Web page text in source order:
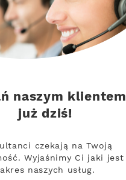
naszym klientem
już dziś!
czekają na Twoją
Wyjaśnimy Ci jaki jest
naszych usług.